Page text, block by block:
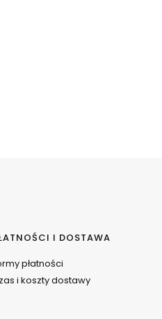
I DOSTAWA
płatności
i koszty dostawy